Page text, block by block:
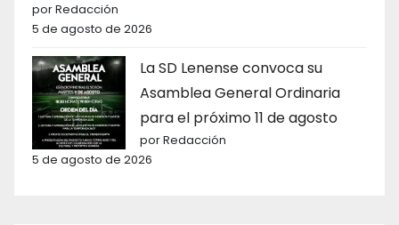
por Redacción
5 de agosto de 2026
La SD Lenense convoca su
Asamblea General Ordinaria
para el próximo 11 de agosto
por Redacción
5 de agosto de 2026